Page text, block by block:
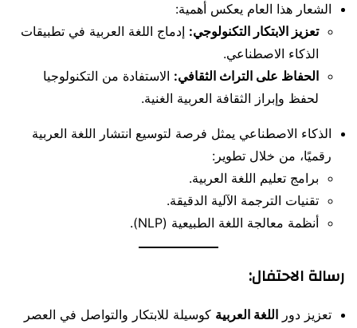
الشعار هذا العام يعكس أهمية:
تعزيز الابتكار التكنولوجي: إدماج اللغة العربية في تطبيقات
الذكاء الاصطناعي.
الحفاظ على التراث الثقافي: الاستفادة من التكنولوجيا
لحفظ وإبراز الثقافة العربية الغنية.
الذكاء الاصطناعي يمثل فرصة لتوسيع انتشار اللغة العربية
رقميًا، من خلال تطوير:
برامج تعليم اللغة العربية.
تقنيات الترجمة الآلية الدقيقة.
أنظمة معالجة اللغة الطبيعية (NLP).
رسالة الاحتفال:
تعزيز دور اللغة العربية كوسيلة للابتكار والتواصل في العصر